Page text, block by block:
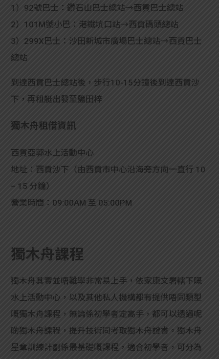
1）92號巴士：鑽石山巴士總站→西貢巴士總站
2）101M號小巴：港鐵坑口站→西貢碼頭總站
3）299X巴士：沙田新城市廣場巴士總站→西貢巴士
總站
到達西貢巴士總站後，步行10-15分鐘後到達西貢沙
下，再租艇出發至鹽田梓
獨木舟租借資訊
西貢亞郭水上活動中心
地址：西貢沙下（由西貢市中心沿海旁方向一直行 10
– 15 分鐘）
營業時間：09:00AM 至 05:00PM
獨木舟課程
獨木舟其實並唔難學非常易上手，依家康文署轄下嘅
水上活動中心，以及其他私人機構都有提供唔同類型
嘅獨木舟課程，無論係初學者定高手，都可以透過呢
啲獨木舟課程，提升技術同考取獨木舟證書。獨木舟
星章訓練計劃係最基礎嘅課程，適合初學者，可分為